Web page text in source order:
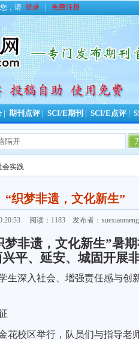
，请 登录 免费注册
期刊点评 SCI/E期刊 SCI/E点评
今日更
会实践
“织梦非遗，文化新生”
0:20:53 阅读：1183 发布者：
梦非遗，文化新生”暑
平、延安、城固开展
生深入社会、增强责任感与创
花校区举行，队员们与指导老